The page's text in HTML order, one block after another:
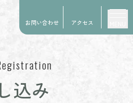
お問い合わせ アクセス
込み